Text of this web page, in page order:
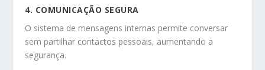
4. COMUNICAÇÃO SEGURA
O sistema de mensagens internas permite conversar
sem partilhar contactos pessoais, aumentando a
segurança.